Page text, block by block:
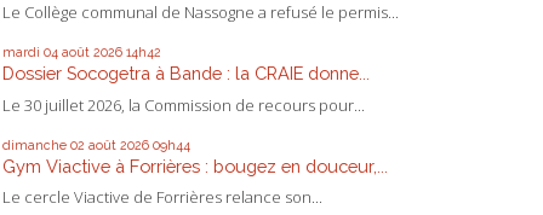
Le Collège communal de Nassogne a refusé le permis...
mardi 04 août 2026 14h42
Dossier Socogetra à Bande : la CRAIE donne...
Le 30 juillet 2026, la Commission de recours pour...
dimanche 02 août 2026 09h44
Gym Viactive à Forrières : bougez en douceur,...
Le cercle Viactive de Forrières relance son...